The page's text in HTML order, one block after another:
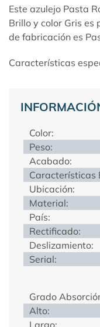
Este azulejo Pasta
Brillo y color Gris
de fabricación es
Características
Color:
Peso:
Acabado:
Características
Ubicación:
Material:
País:
Rectificado:
Deslizamiento:
Serial:
Grado
Alto:
Largo: